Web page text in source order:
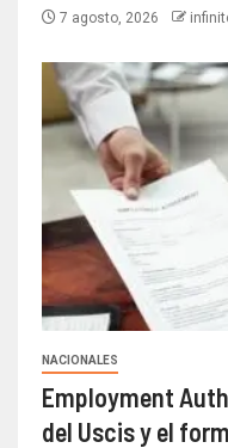
7 agosto, 2026
NACIONALES
Employment
del Uscis y el